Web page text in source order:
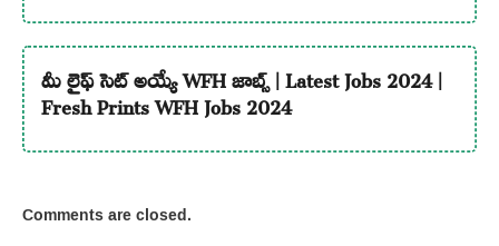
మీ లైఫ్ సెట్ అయ్యే WFH జాబ్స్ | Latest Jobs 2024 |
Fresh Prints WFH Jobs 2024
Comments are closed.